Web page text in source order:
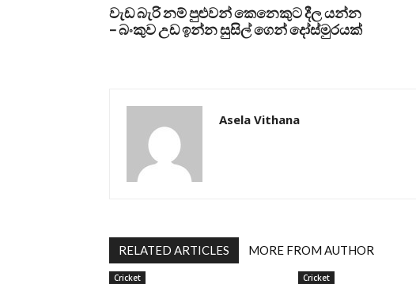
වැඩ බැරි නම් පුළුවන් කෙනෙකුට දීල යන්න
– බංකුව උඩ ඉන්න සුසිල් ගෙන් දෝස්මුරයක්
Asela Vithana
RELATED ARTICLES MORE FROM AUTHOR
Cricket Cricket